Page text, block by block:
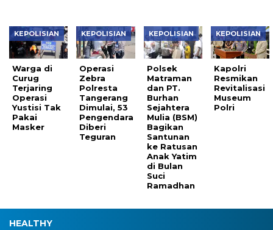
KEPOLISIAN
Warga di
Curug
Terjaring
Operasi
Yustisi Tak
Pakai
Masker
KEPOLISIAN
Operasi
Zebra
Polresta
Tangerang
Dimulai, 53
Pengendara
Diberi
Teguran
KEPOLISIAN
Polsek
Matraman
dan PT.
Burhan
Sejahtera
Mulia (BSM)
Bagikan
Santunan
ke Ratusan
Anak Yatim
di Bulan
Suci
Ramadhan
KEPOLISIAN
Kapolri
Resmikan
Revitalisasi
Museum
Polri
HEALTHY